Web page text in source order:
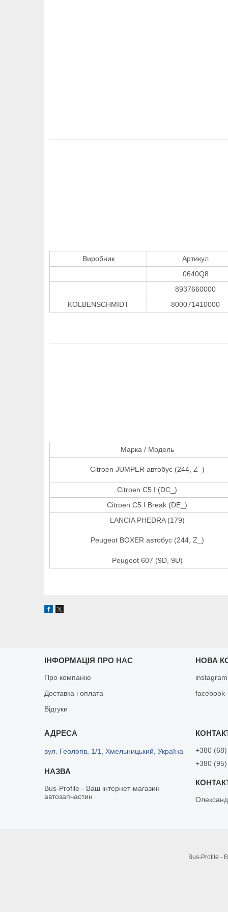
Виробник
Артикул
0640Q8
8937660000
KOLBENSCHMIDT
800071410000
Марка / Модель
Citroen JUMPER автобус (244, Z_)
Citroen C5 I (DC_)
Citroen C5 I Break (DE_)
LANCIA PHEDRA (179)
Peugeot BOXER автобус (244, Z_)
Peugeot 607 (9D, 9U)
ІНФОРМАЦІЯ ПРО НАС
Про компанію
Доставка і оплата
Відгуки
НОВА
instagram
facebook
вул. Геологів, 1/1, Хмельницький, Україна
Bus-Profile - Ваш інтернет-магазин
автозапчастин
+380
+380